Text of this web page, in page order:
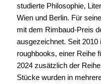
studierte Philosophie,
Wien und Berlin. Für
mit dem Rimbaud-Preis
ausgezeichnet. Seit
roughbooks, einer Reihe
2024 zusätzlich der
Stücke wurden in